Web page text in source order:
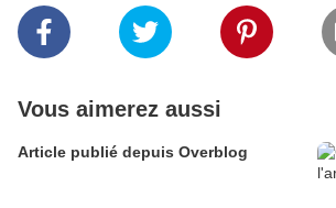
Vous aimerez aussi
Article publié depuis Overblog